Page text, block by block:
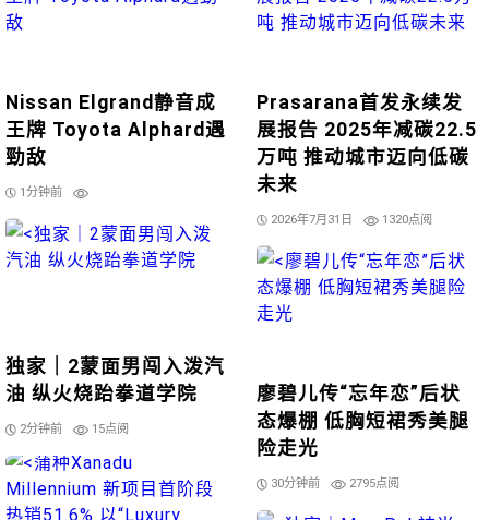
Nissan Elgrand静音成
王牌 Toyota Alphard遇
勁敌
1分钟前
Prasarana首发永续发
展报告 2025年减碳22.5
万吨 推动城市迈向低碳
未来
2026年7月31日 1320点阅
独家｜2蒙面男闯入泼汽
油 纵火烧跆拳道学院
2分钟前 15点阅
廖碧儿传“忘年恋”后状
态爆棚 低胸短裙秀美腿
险走光
30分钟前 2795点阅